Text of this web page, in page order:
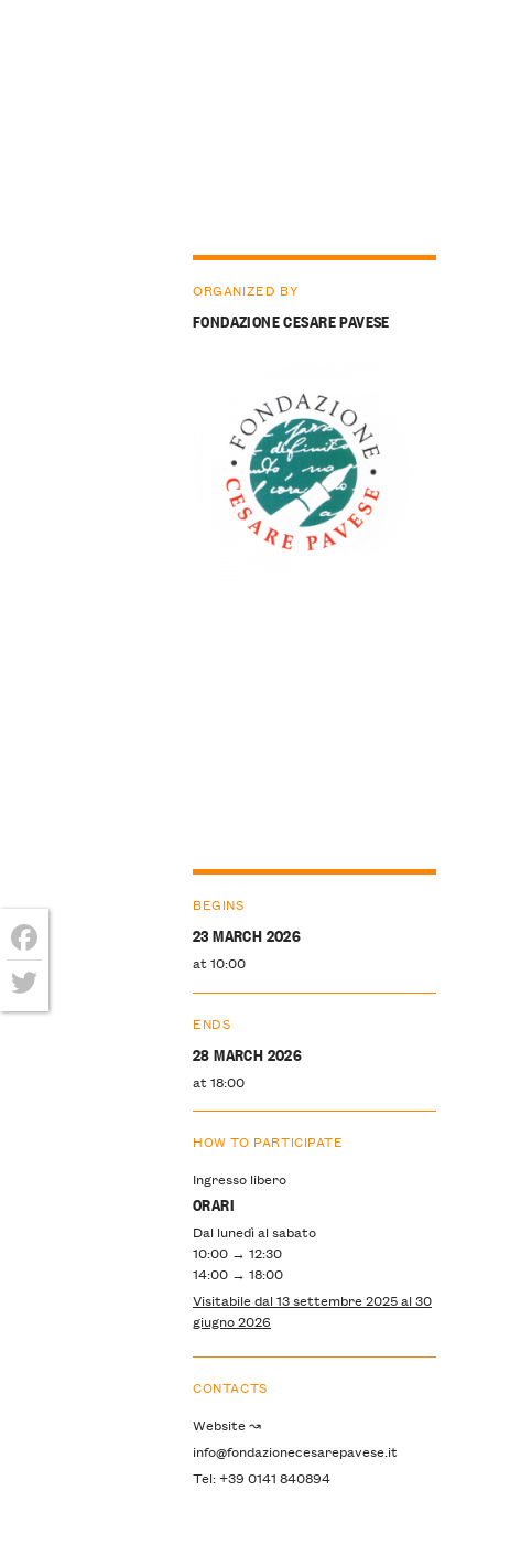
ORGANIZED BY
FONDAZIONE CESARE PAVESE
BEGINS
23 MARCH 2026
at 10:00
ENDS
28 MARCH 2026
at 18:00
HOW TO PARTICIPATE
Ingresso libero
ORARI
Dal lunedì al sabato
10:00 → 12:30
14:00 → 18:00
Visitabile dal 13 settembre 2025 al 30
giugno 2026
CONTACTS
Website ↝
info@fondazionecesarepavese.it
Tel: +39 0141 840894
Facebook
Twitter